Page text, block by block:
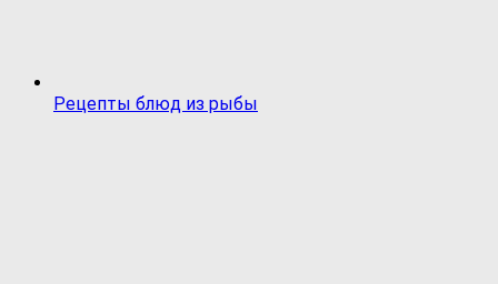
Рецепты блюд из рыбы